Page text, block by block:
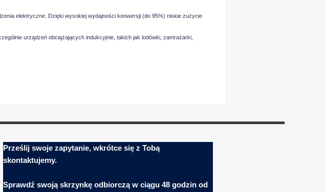
elektryczne. Dzięki wysokiej wydajności konwersji (do 95%) niskie zużycie
urządzeń obciążających indukcyjnie, takich jak lodówki, zamrażarki,
Prześlij swoje zapytanie, wkrótce się z Tobą
skontaktujemy.
Sprawdź swoją skrzynkę odbiorcząw ciągu 48 godzin od